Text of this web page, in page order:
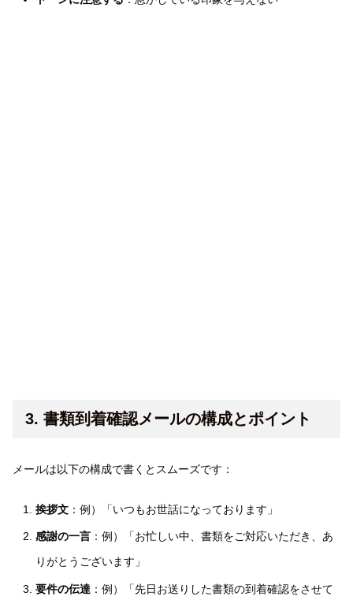
3. 書類到着確認メールの構成とポイント
メールは以下の構成で書くとスムーズです：
挨拶文：例）「いつもお世話になっております」
感謝の一言：例）「お忙しい中、書類をご対応いただき、あ
りがとうございます」
要件の伝達：例）「先日お送りした書類の到着確認をさせて